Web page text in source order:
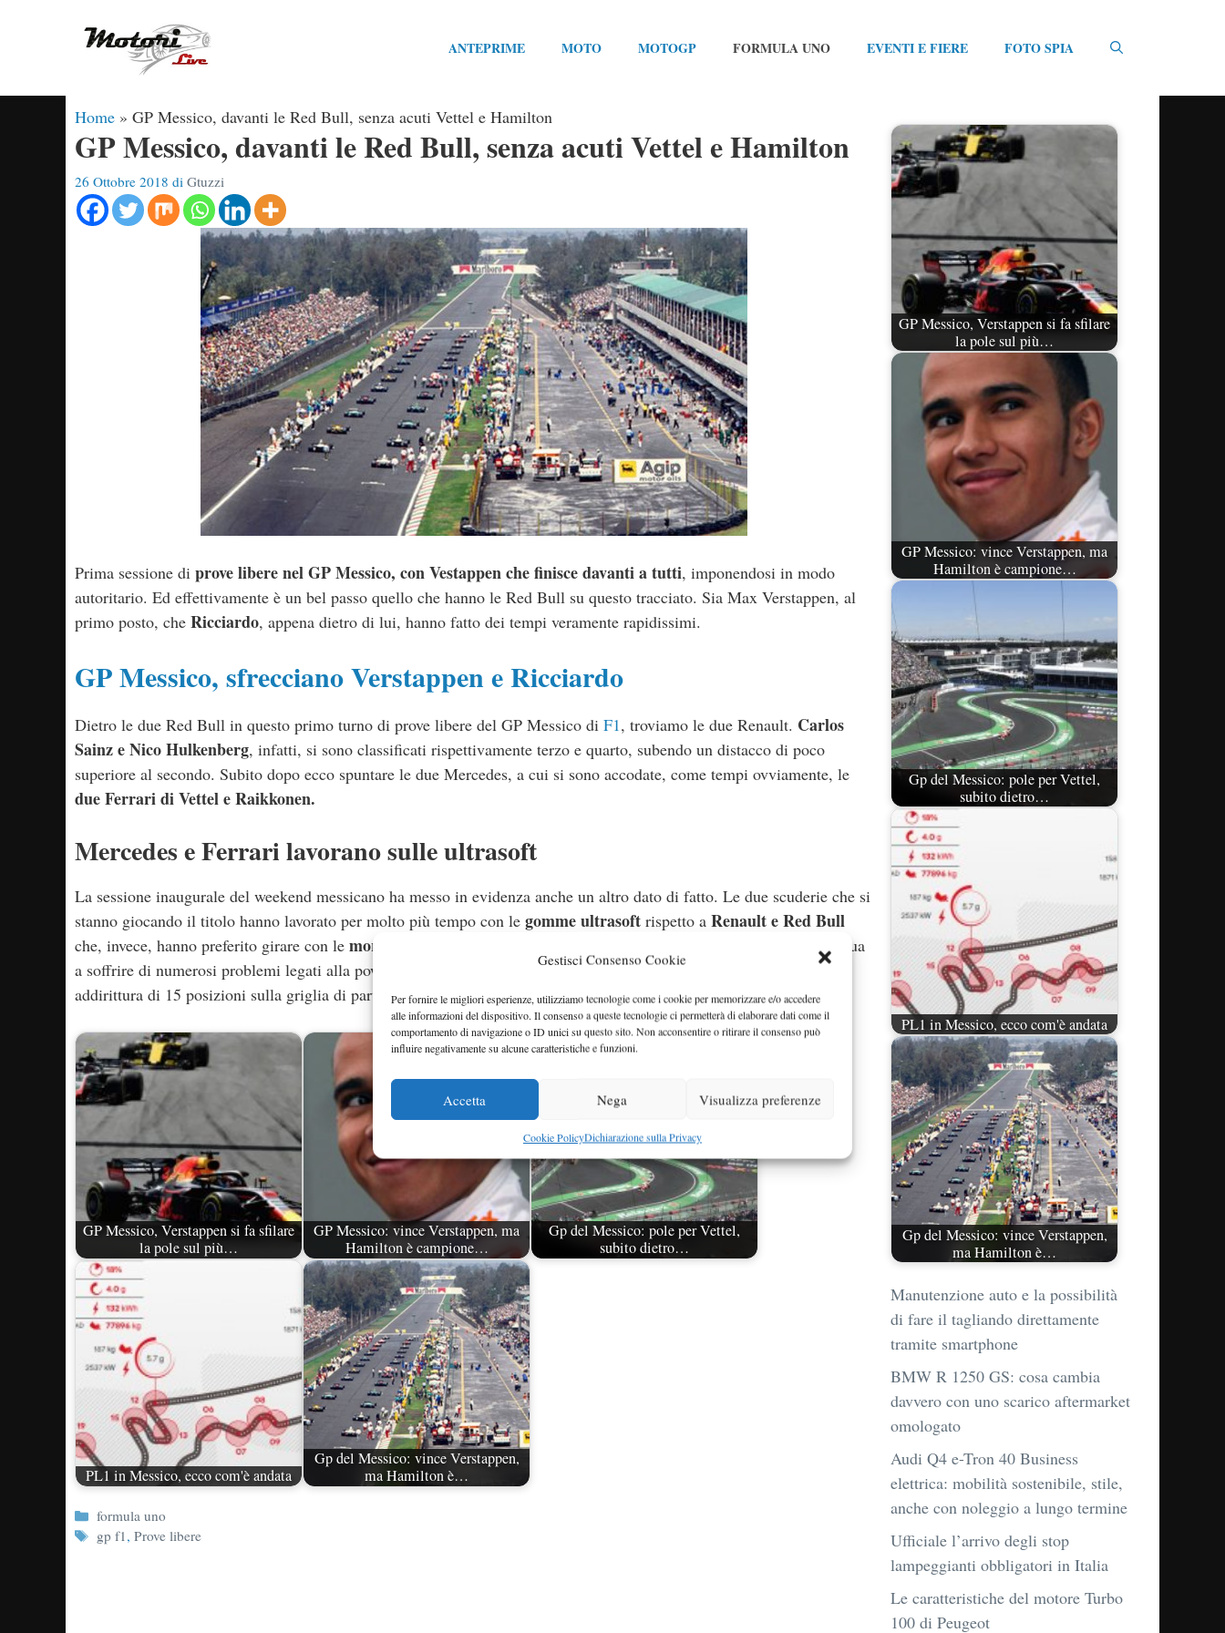
Gestisci Consenso Cookie
Per fornire le migliori esperienze, utilizziamo tecnologie come i cookie per memorizzare e/o accedere
alle informazioni del dispositivo. Il consenso a queste tecnologie ci permetterà di elaborare dati come il
comportamento di navigazione o ID unici su questo sito. Non acconsentire o ritirare il consenso può
influire negativamente su alcune caratteristiche e funzioni.
Accetta Nega Visualizza preferenze
Cookie PolicyDichiarazione sulla Privacy
ANTEPRIME MOTO MOTOGP FORMULA UNO EVENTI E FIERE FOTO SPIA
Home » GP Messico, davanti le Red Bull, senza acuti Vettel e Hamilton
GP Messico, davanti le Red Bull, senza acuti Vettel e Hamilton
26 Ottobre 2018 di Gtuzzi
Prima sessione di prove libere nel GP Messico, con Vestappen che finisce davanti a tutti, imponendosi in modo
autoritario. Ed effettivamente è un bel passo quello che hanno le Red Bull su questo tracciato. Sia Max Verstappen, al
primo posto, che Ricciardo, appena dietro di lui, hanno fatto dei tempi veramente rapidissimi.
GP Messico, sfrecciano Verstappen e Ricciardo
Dietro le due Red Bull in questo primo turno di prove libere del GP Messico di F1, troviamo le due Renault. Carlos
Sainz e Nico Hulkenberg, infatti, si sono classificati rispettivamente terzo e quarto, subendo un distacco di poco
superiore al secondo. Subito dopo ecco spuntare le due Mercedes, a cui si sono accodate, come tempi ovviamente, le
due Ferrari di Vettel e Raikkonen.
Mercedes e Ferrari lavorano sulle ultrasoft
La sessione inaugurale del weekend messicano ha messo in evidenza anche un altro dato di fatto. Le due scuderie che si
stanno giocando il titolo hanno lavorato per molto più tempo con le gomme ultrasoft rispetto a Renault e Red Bull
che, invece, hanno preferito girare con le morbide ipersoft.
Non cambia la situazione in casa Toro Rosso, che continua
a soffrire di numerosi problemi legati alla power unit. Sono otto le sostituzioni in stagione e
verrà retrocesso
addirittura di 15 posizioni sulla griglia di partenza.
GP Messico, Verstappen si fa sfilare
la pole sul più…
GP Messico: vince Verstappen, ma
Hamilton è campione…
Gp del Messico: pole per Vettel,
subito dietro…
PL1 in Messico, ecco com'è andata
Gp del Messico: vince Verstappen,
ma Hamilton è…
Categorie
formula uno
Tag
gp f1,Prove libere
GP Messico, Verstappen si fa sfilare
la pole sul più…
GP Messico: vince Verstappen, ma
Hamilton è campione…
Gp del Messico: pole per Vettel,
subito dietro…
PL1 in Messico, ecco com'è andata
Gp del Messico: vince Verstappen,
ma Hamilton è…
Manutenzione auto e la possibilità
di fare il tagliando direttamente
tramite smartphone
BMW R 1250 GS: cosa cambia
davvero con uno scarico aftermarket
omologato
Audi Q4 e-Tron 40 Business
elettrica: mobilità sostenibile, stile,
anche con noleggio a lungo termine
Ufficiale l’arrivo degli stop
lampeggianti obbligatori in Italia
Le caratteristiche del motore Turbo
100 di Peugeot